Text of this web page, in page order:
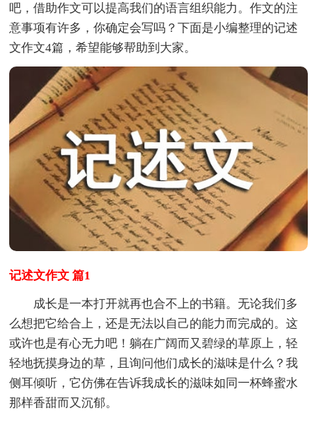
吧，借助作文可以提高我们的语言组织能力。作文的注
意事项有许多，你确定会写吗？下面是小编整理的记述
文作文4篇，希望能够帮助到大家。
记述文作文 篇1
成长是一本打开就再也合不上的书籍。无论我们多
么想把它给合上，还是无法以自己的能力而完成的。这
或许也是有心无力吧！躺在广阔而又碧绿的草原上，轻
轻地抚摸身边的草，且询问他们成长的滋味是什么？我
侧耳倾听，它仿佛在告诉我成长的滋味如同一杯蜂蜜水
那样香甜而又沉郁。